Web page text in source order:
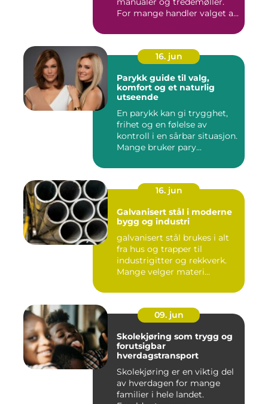
For mange handler valget a...
16. jun
Parykk guide til valg,
komfort og et naturlig
utseende
En parykk kan gi trygghet,
frihet og en følelse av
kontroll i en sårbar situasjon.
Mange bruker pary...
16. jun
Galvanisert stål i moderne
bygg og industri
galvanisert stål brukes i alt
fra hus og trapper til
industrigitter og rekkverk.
Mange velger materi...
09. jun
Skolekjøring som trygg og
forutsigbar
hverdagstransport
Skolekjøring er en viktig del
av hverdagen for mange
familier i hele landet.